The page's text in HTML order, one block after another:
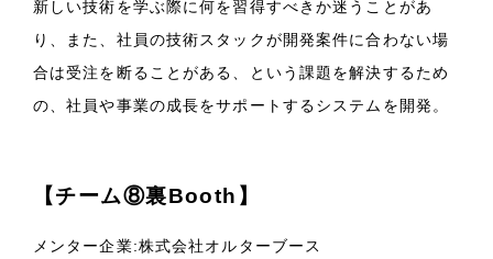
新しい技術を学ぶ際に何を習得すべきか迷うことがあ
り、また、社員の技術スタックが開発案件に合わない場
合は受注を断ることがある、という課題を解決するため
の、社員や事業の成長をサポートするシステムを開発。
【チーム⑧裏Booth】
メンター企業:株式会社オルターブース